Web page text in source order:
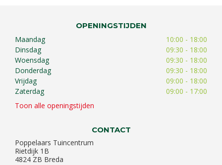
OPENINGSTIJDEN
Maandag
10:00 - 18:00
Dinsdag
09:30 - 18:00
Woensdag
09:30 - 18:00
Donderdag
09:30 - 18:00
Vrijdag
09:00 - 18:00
Zaterdag
09:00 - 17:00
Toon alle openingstijden
CONTACT
Poppelaars Tuincentrum
Rietdijk 1B
4824 ZB Breda